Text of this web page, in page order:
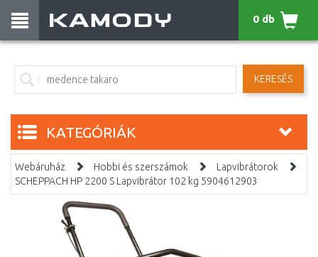
KERESÉS
0 db
KATEGÓRIÁK
Webáruház Hobbi és szerszámok
Lapvibrátorok
SCHEPPACH HP 2200 S Lapvibrátor 102 kg 5904612903